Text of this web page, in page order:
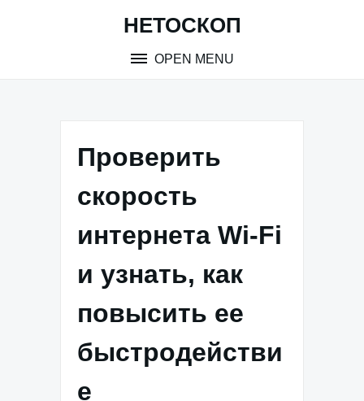
НЕТОСКОП
OPEN MENU
Проверить
скорость
интернета Wi-Fi
и узнать, как
повысить ее
быстродействи
е